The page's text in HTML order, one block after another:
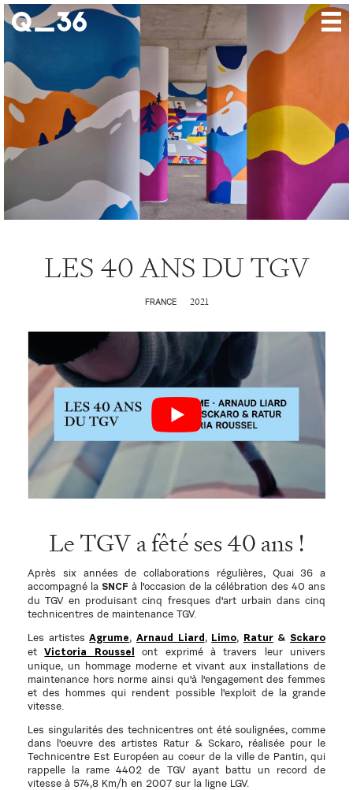
Nos créations
Nos talents
Où nous trouver
Nos expositions
À propos
Contact
LES 40 ANS DU TGV
FRANCE 2021
Le TGV a fêté ses 40 ans !
Après six années de collaborations régulières, Quai 36 a
accompagné la SNCF à l'occasion de la célébration des 40 ans
du TGV en produisant cinq fresques d'art urbain dans cinq
technicentres de maintenance TGV.
Les artistesAgrume, Arnaud Liard , Limo, Ratur& Sckaro
etVictoria Roussel
ont exprimé à travers leur univers
unique, un hommage moderne et vivant aux installations de
maintenance hors norme ainsi qu'à l'engagement des femmes
et des hommes qui rendent possible l'exploit de la grande
vitesse.
Les singularités des technicentres ont été soulignées, comme
dans l'oeuvre des artistes Ratur & Sckaro, réalisée pour le
Technicentre Est Européen au coeur de la ville de Pantin, qui
rappelle la rame 4402 de TGV ayant battu un record de
vitesse à 574,8 Km/h en 2007 sur la ligne LGV.